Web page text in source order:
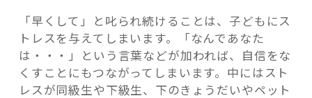
「早くして」と叱られ続けることは、子どもにス
トレスを与えてしまいます。「なんであなた
は・・・」という言葉などが加われば、自信をな
くすことにもつながってしまいます。中にはスト
レスが同級生や下級生、下のきょうだいやペット